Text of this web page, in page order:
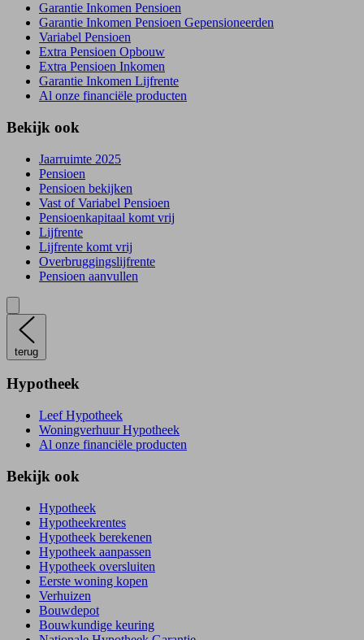
Garantie Inkomen Pensioen
Garantie Inkomen Pensioen Gepensioneerden
Variabel Pensioen
Extra Pensioen Opbouw
Extra Pensioen Inkomen
Garantie Inkomen Lijfrente
Al onze financiële producten
Bekijk ook
Jaarruimte 2025
Pensioen
Pensioen bekijken
Vast of Variabel Pensioen
Pensioenkapitaal komt vrij
Lijfrente
Lijfrente komt vrij
Overbruggingslijfrente
Pensioen aanvullen
terug
Hypotheek
Leef Hypotheek
Woningverhuur Hypotheek
Al onze financiële producten
Bekijk ook
Hypotheek
Hypotheekrentes
Hypotheek berekenen
Hypotheek aanpassen
Hypotheek oversluiten
Eerste woning kopen
Verhuizen
Bouwdepot
Bouwkundige keuring